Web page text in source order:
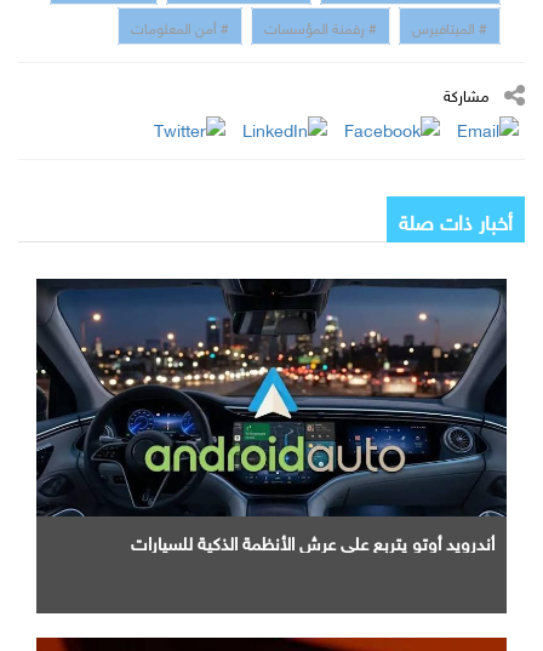
# الميتافيرس
# رقمنة المؤسسات # أمن المعلومات
مشاركة
أخبار ذات صلة
أندرويد أوتو يتربع علي عرش الأنظمة الذكية للسيارات